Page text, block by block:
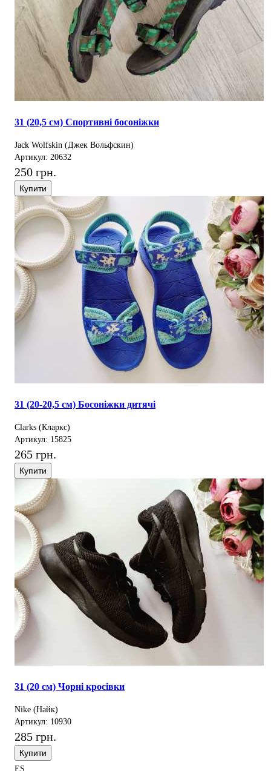
31 (20,5 см) Спортивні босоніжки
Jack Wolfskin (Джек Вольфскин)
Артикул: 20632
250 грн.
Купити
31 (20-20,5 см) Босоніжки дитячі
Clarks (Кларкс)
Артикул: 15825
265 грн.
Купити
31 (20 см) Чорні кросівки
Nike (Найк)
Артикул: 10930
285 грн.
Купити
ES